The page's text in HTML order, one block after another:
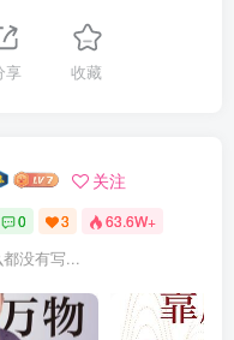
享 收藏
关注
0 3 63.6W+
没有写...